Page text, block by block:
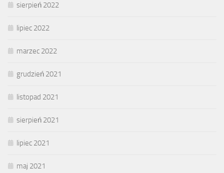
sierpień 2022
lipiec 2022
marzec 2022
grudzień 2021
listopad 2021
sierpień 2021
lipiec 2021
maj 2021